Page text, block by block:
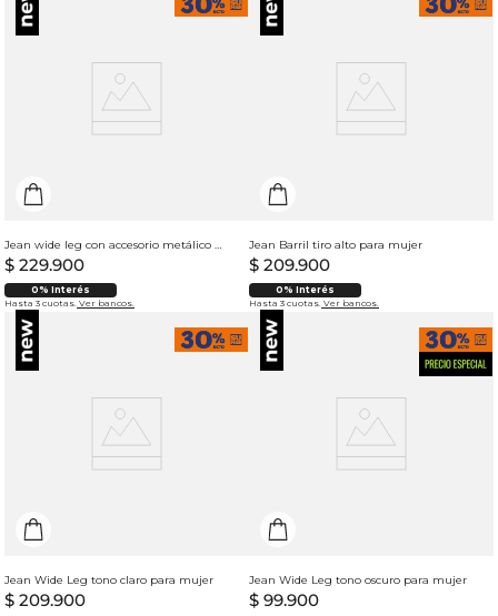
Jean wide leg con accesorio metálico para mujer
$ 229.900
0% Interés
Hasta 3 cuotas. Ver bancos.
Jean Barril tiro alto para mujer
$ 209.900
0% Interés
Hasta 3 cuotas. Ver bancos.
Jean Wide Leg tono claro para mujer
$ 209.900
Jean Wide Leg tono oscuro para mujer
$ 99.900